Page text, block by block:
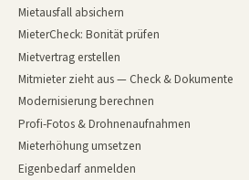
Mietausfall absichern
MieterCheck: Bonität prüfen
Mietvertrag erstellen
Mitmieter zieht aus — Check & Dokumente
Modernisierung berechnen
Profi-Fotos & Drohnenaufnahmen
Mieterhöhung umsetzen
Eigenbedarf anmelden